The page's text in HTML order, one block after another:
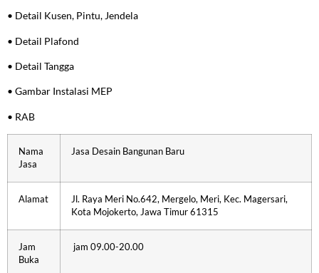
• Detail Kusen, Pintu, Jendela
• Detail Plafond
• Detail Tangga
• Gambar Instalasi MEP
• RAB
Nama
Jasa
Jasa Desain Bangunan Baru
Alamat
Jl. Raya Meri No.642, Mergelo, Meri, Kec. Magersari,
Kota Mojokerto, Jawa Timur 61315
Jam
Buka
jam 09.00-20.00